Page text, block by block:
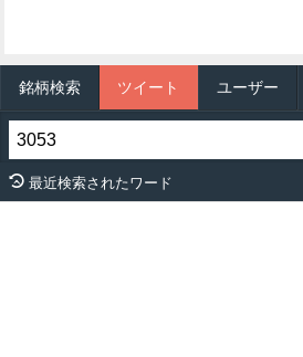
銘柄検索 ツイート ユーザー
最近検索されたワード